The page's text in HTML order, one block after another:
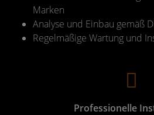
Marken
Analyse und Einbau gemäß
Regelmäßige Wartung und
Professionelle